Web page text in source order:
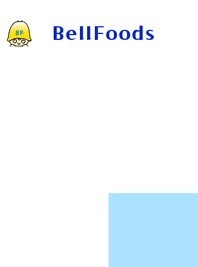
BellFoods